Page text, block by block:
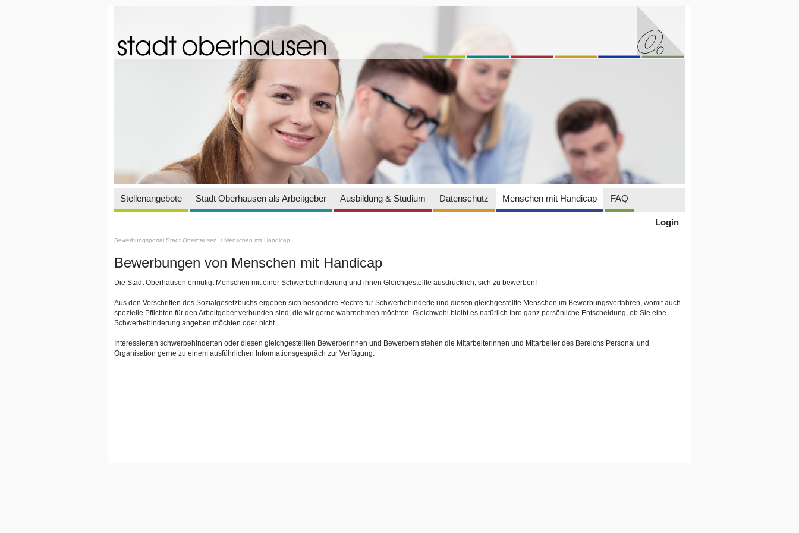
Stellenangebote Stadt Oberhausen als Arbeitgeber Ausbildung & Studium Datenschutz Menschen mit Handicap FAQ
Login
Bewerbungsportal Stadt Oberhausen / Menschen mit Handicap
Bewerbungen von Menschen mit Handicap
Die Stadt Oberhausen ermutigt Menschen mit einer Schwerbehinderung und ihnen Gleichgestellte ausdrücklich, sich zu bewerben!
Aus den Vorschriften des Sozialgesetzbuchs ergeben sich besondere Rechte für Schwerbehinderte und diesen gleichgestellte Menschen im Bewerbungsverfahren, womit auch
spezielle Pflichten für den Arbeitgeber verbunden sind, die wir gerne wahrnehmen möchten. Gleichwohl bleibt es natürlich Ihre ganz persönliche Entscheidung, ob Sie eine
Schwerbehinderung angeben möchten oder nicht.
Interessierten schwerbehinderten oder diesen gleichgestellten Bewerberinnen und Bewerbern stehen die Mitarbeiterinnen und Mitarbeiter des Bereichs Personal und
Organisation gerne zu einem ausführlichen Informationsgespräch zur Verfügung.